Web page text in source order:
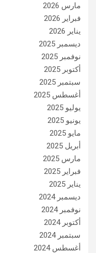
مارس 2026
فبراير 2026
يناير 2026
ديسمبر 2025
نوفمبر 2025
أكتوبر 2025
سبتمبر 2025
أغسطس 2025
يوليو 2025
يونيو 2025
مايو 2025
أبريل 2025
مارس 2025
فبراير 2025
يناير 2025
ديسمبر 2024
نوفمبر 2024
أكتوبر 2024
سبتمبر 2024
أغسطس 2024